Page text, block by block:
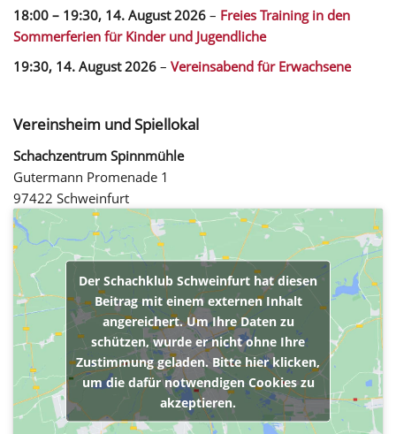
18:00 – 19:30, 14. August 2026 – Freies Training in den
Sommerferien für Kinder und Jugendliche
19:30, 14. August 2026 – Vereinsabend für Erwachsene
Vereinsheim und Spiellokal
Schachzentrum Spinnmühle
Gutermann Promenade 1
97422 Schweinfurt
Der Schachklub Schweinfurt hat diesen
Beitrag mit einem externen Inhalt
angereichert. Um Ihre Daten zu
schützen, wurde er nicht ohne Ihre
Zustimmung geladen. Bitte hier klicken,
um die dafür notwendigen Cookies zu
akzeptieren.